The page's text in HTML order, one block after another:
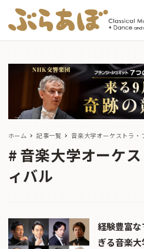
ホーム 記事一覧 音楽大学オーケストラ・
音楽大学オーケ
ィバル
経験豊富
ぎる音楽